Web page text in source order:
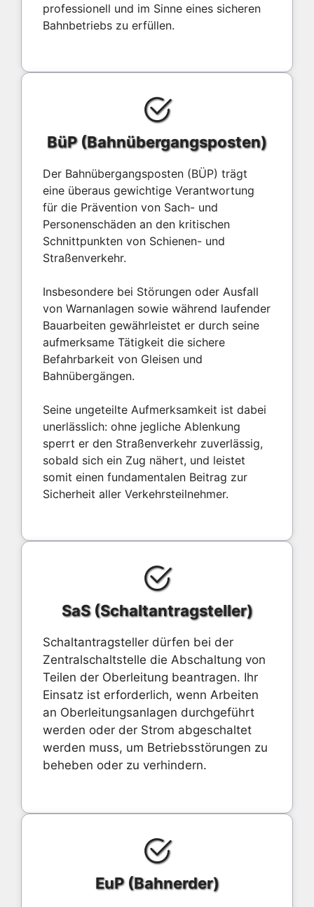
professionell und im Sinne eines sicheren
Bahnbetriebs zu erfüllen.
BüP (Bahnübergangsposten)
Der Bahnübergangsposten (BÜP) trägt
eine überaus gewichtige Verantwortung
für die Prävention von Sach- und
Personenschäden an den kritischen
Schnittpunkten von Schienen- und
Straßenverkehr.
Insbesondere bei Störungen oder Ausfall
von Warnanlagen sowie während laufender
Bauarbeiten gewährleistet er durch seine
aufmerksame Tätigkeit die sichere
Befahrbarkeit von Gleisen und
Bahnübergängen.
Seine ungeteilte Aufmerksamkeit ist dabei
unerlässlich: ohne jegliche Ablenkung
sperrt er den Straßenverkehr zuverlässig,
sobald sich ein Zug nähert, und leistet
somit einen fundamentalen Beitrag zur
Sicherheit aller Verkehrsteilnehmer.
SaS (Schaltantragsteller)
Schaltantragsteller dürfen bei der
Zentralschaltstelle die Abschaltung von
Teilen der Oberleitung beantragen. Ihr
Einsatz ist erforderlich, wenn Arbeiten
an Oberleitungsanlagen durchgeführt
werden oder der Strom abgeschaltet
werden muss, um Betriebsstörungen zu
beheben oder zu verhindern.
EuP (Bahnerder)